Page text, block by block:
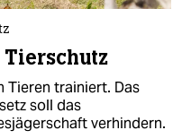
Tierschutz
Tieren trainiert. Das
soll das
verhindern.